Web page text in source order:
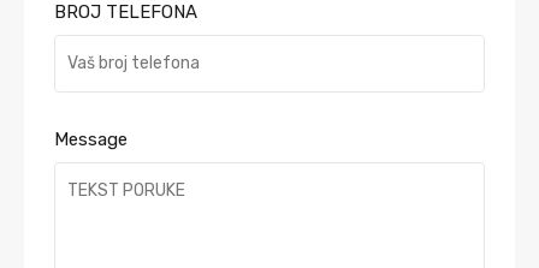
BROJ TELEFONA
Message